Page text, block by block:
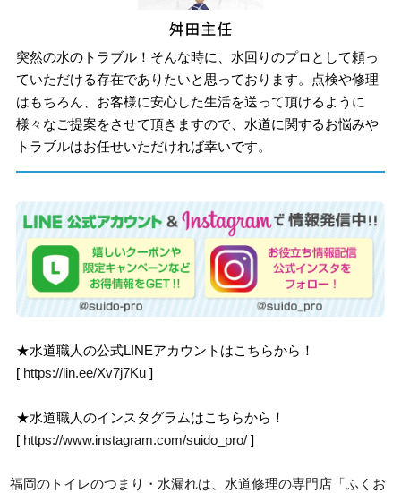
突然の水のトラブル！そんな時に、水回りのプロとして頼っ
ていただける存在でありたいと思っております。点検や修理
はもちろん、お客様に安心した生活を送って頂けるように
様々なご提案をさせて頂きますので、水道に関するお悩みや
トラブルはお任せいただければ幸いです。
★水道職人の公式LINEアカウントはこちらから！
[ https://lin.ee/Xv7j7Ku ]
★水道職人のインスタグラムはこちらから！
[ https://www.instagram.com/suido_pro/ ]
福岡のトイレのつまり・水漏れは、水道修理の専門店「ふくお